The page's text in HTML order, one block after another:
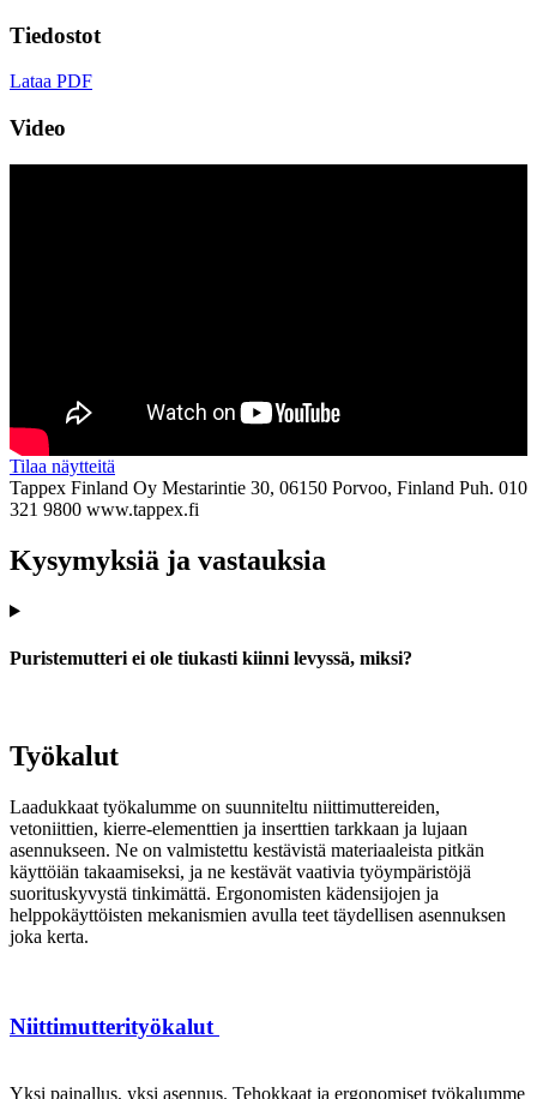
Tiedostot
Lataa PDF
Video
Tilaa näytteitä
Tappex Finland Oy Mestarintie 30, 06150 Porvoo, Finland Puh. 010
321 9800 www.tappex.fi
Kysymyksiä ja vastauksia
Puristemutteri ei ole tiukasti kiinni levyssä, miksi?
Työkalut
Laadukkaat työkalumme on suunniteltu niittimuttereiden,
vetoniittien, kierre-elementtien ja inserttien tarkkaan ja lujaan
asennukseen. Ne on valmistettu kestävistä materiaaleista pitkän
käyttöiän takaamiseksi, ja ne kestävät vaativia työympäristöjä
suorituskyvystä tinkimättä. Ergonomisten kädensijojen ja
helppokäyttöisten mekanismien avulla teet täydellisen asennuksen
joka kerta.
Niittimutterityökalut
Yksi painallus, yksi asennus. Tehokkaat ja ergonomiset työkalumme